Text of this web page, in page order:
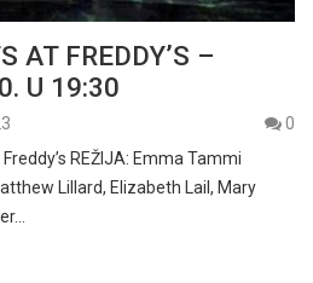
AT FREDDY’S –
U 19:30
0
REŽIJA: Emma Tammi
Lillard, Elizabeth Lail, Mary